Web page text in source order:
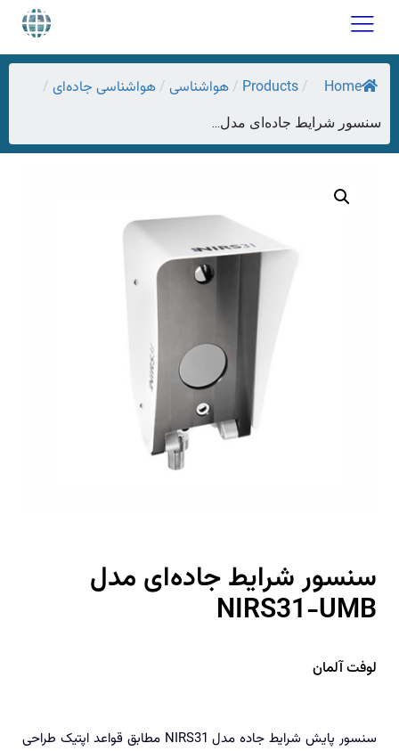
Home
/
Products
/ هواشناسی / هواشناسی جاده‌ای /
سنسور شرایط جاده‌ای مدل...
سنسور شرایط جاده‌ای مدل
NIRS31-UMB
لوفت آلمان
سنسور پایش شرایط جاده مدل NIRS31 مطابق قواعد اپتیک طراحی